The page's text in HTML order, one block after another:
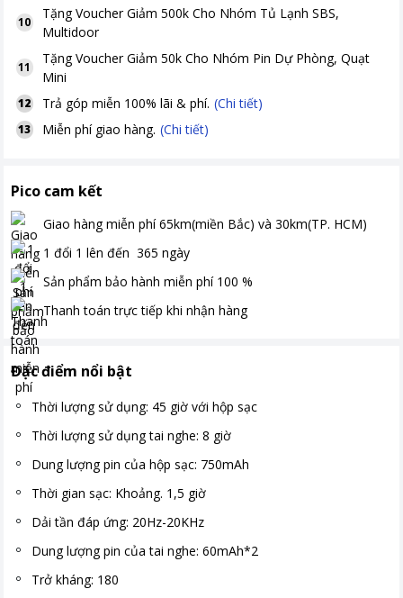
10
TặngVoucher Giảm 500k Cho Nhóm Tủ Lạnh SBS,
Multidoor
11
TặngVoucher Giảm 50k Cho Nhóm Pin Dự Phòng, Quạt
Mini
12 Trả góp miễn 100% lãi & phí. (Chi tiết)
13 Miễn phí giao hàng. (Chi tiết)
Pico cam kết
Giao hàng miễn phí 65km(miền Bắc) và 30km(TP. HCM)
1 đổi 1 lên đến 365 ngày
Sản phẩm bảo hành miễn phí 100 %
Thanh toán trực tiếp khi nhận hàng
Đặc điểm nổi bật
Thời lượng sử dụng: 45 giờ với hộp sạc
Thời lượng sử dụng tai nghe: 8 giờ
Dung lượng pin của hộp sạc: 750mAh
Thời gian sạc: Khoảng. 1,5 giờ
Dải tần đáp ứng: 20Hz-20KHz
Dung lượng pin của tai nghe: 60mAh*2
Trở kháng: 180